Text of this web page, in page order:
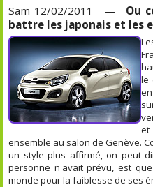
Sam 12/02/2011 — Ou
battre les japonais et les
le
ensemble au salon de Genève.
un style plus affirmé, on peut
personne n'avait prévu, est
monde pour la faiblesse de ses